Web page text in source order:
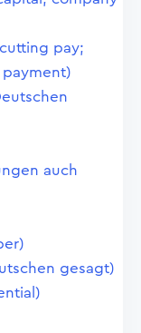
pay;
auch
gesagt)